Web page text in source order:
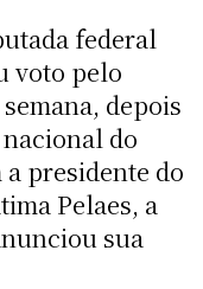
federal
voto pelo
depois
do
presidente do
Pelaes, a
sua